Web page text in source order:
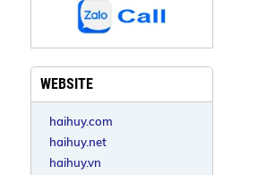
WEBSITE
haihuy.com
haihuy.net
haihuy.vn